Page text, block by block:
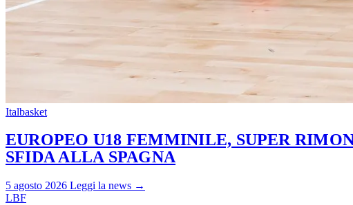
Italbasket
EUROPEO U18 FEMMINILE, SUPER
SFIDA ALLA SPAGNA
5 agosto 2026 Leggi la news →
LBF